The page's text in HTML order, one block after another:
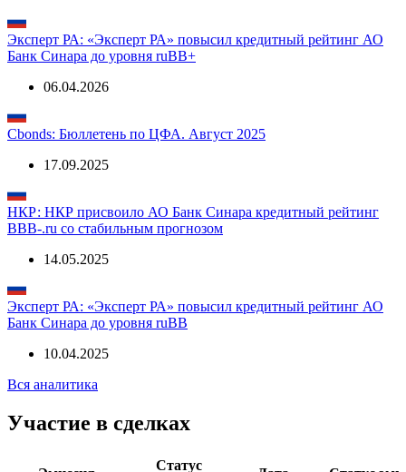
на уровне BBB-.ru, прогноз изменён на позитивный
05.05.2026
Банк Синара до уровня ruBB+
Cbonds: Бюллетень по ЦФА. Август 2025
17.09.2025
BBB-.ru со стабильным прогнозом
14.05.2025
Банк Синара до уровня ruBB